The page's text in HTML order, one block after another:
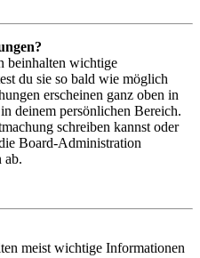
beinhalten wichtige
du sie so bald wie möglich
erscheinen ganz oben in
deinem persönlichen Bereich.
schreiben kannst oder
Board-Administration
ab.
meist wichtige Informationen